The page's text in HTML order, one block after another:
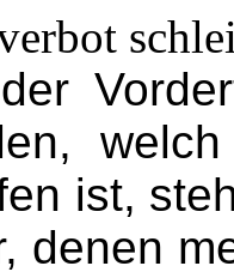
ist,
denen